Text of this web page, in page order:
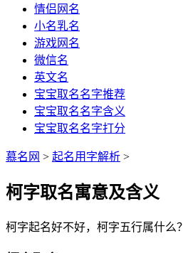
情侣网名
小名乳名
游戏网名
微信名
英文名
宝宝取名名字推荐
宝宝取名名字含义
宝宝取名名字打分
慕名网 > 起名用字解析 >
柯字取名寓意及含义
柯字起名好不好， 柯字五行属什么？